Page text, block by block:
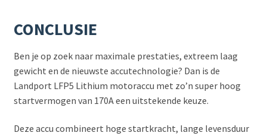
CONCLUSIE
Ben je op zoek naar maximale prestaties, extreem laag
gewicht en de nieuwste accutechnologie? Dan is de
Landport LFP5 Lithium motoraccu met zo’n super hoog
startvermogen van 170A een uitstekende keuze.
Deze accu combineert hoge startkracht, lange levensduur